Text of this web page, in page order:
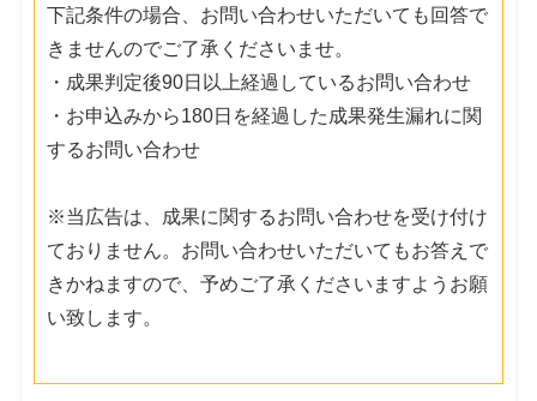
下記条件の場合、お問い合わせいただいても回答で
きませんのでご了承くださいませ。
・成果判定後90日以上経過しているお問い合わせ
・お申込みから180日を経過した成果発生漏れに関
するお問い合わせ
※当広告は、成果に関するお問い合わせを受け付け
ておりません。お問い合わせいただいてもお答えで
きかねますので、予めご了承くださいますようお願
い致します。